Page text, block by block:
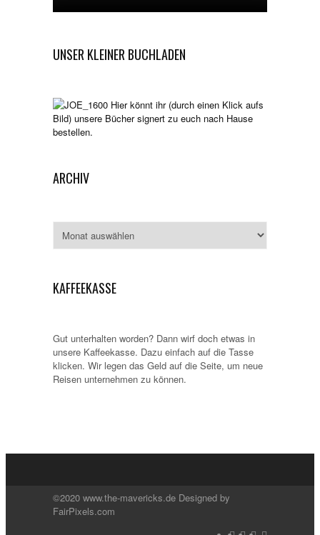
UNSER KLEINER BUCHLADEN
Hier könnt ihr (durch einen Klick aufs
Bild) unsere Bücher signert zu euch nach Hause
bestellen.
ARCHIV
KAFFEEKASSE
Gut unterhalten worden? Dann wirf doch etwas in
unsere Kaffeekasse. Dazu einfach auf die Tasse
klicken. Wir legen das Geld auf die Seite, um neue
Reisen unternehmen zu können.
©2020 www.the-mavericks.de Designed by
FairPixels.com